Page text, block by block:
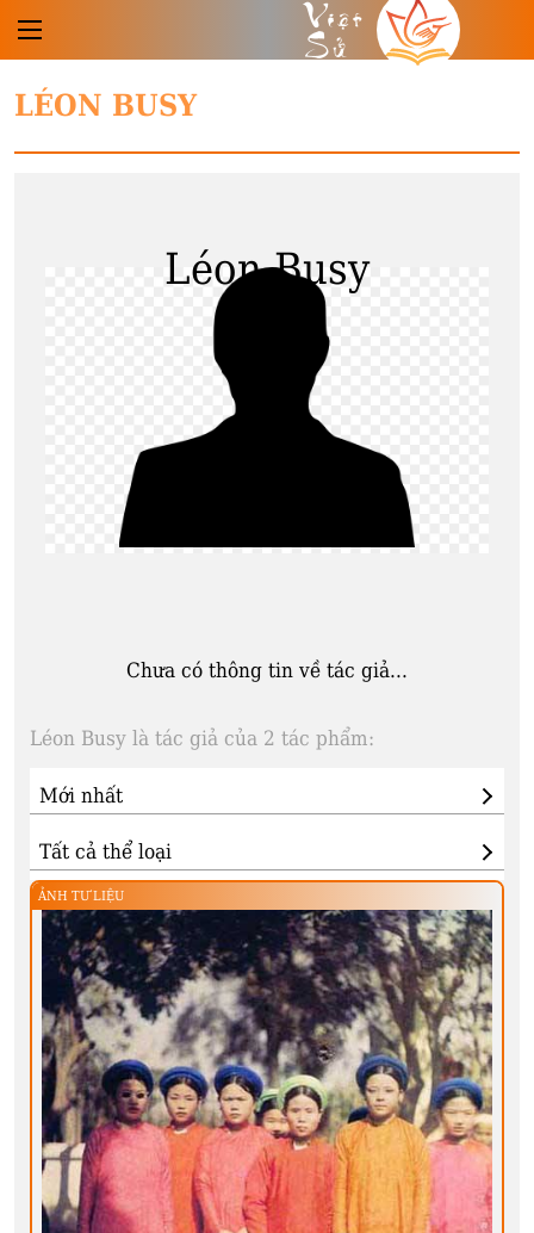
Việt
Sử
LÉON BUSY
Léon Busy
Chưa có thông tin về tác giả...
Léon Busy là tác giả của 2 tác phẩm:
ẢNH TƯ LIỆU